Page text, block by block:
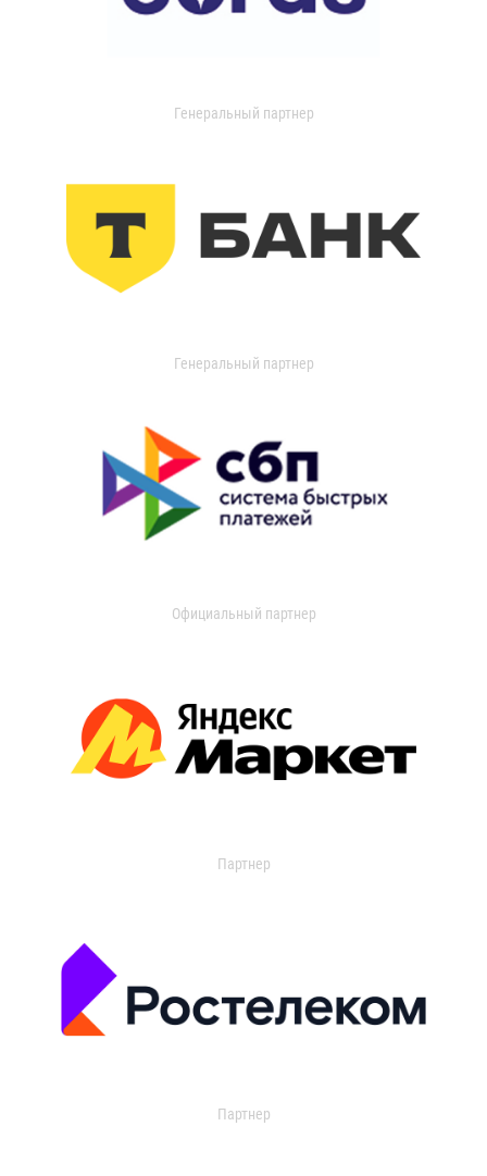
Генеральный партнер
Генеральный партнер
Официальный партнер
Партнер
Партнер